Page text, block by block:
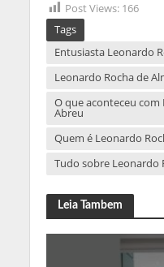
Post Views: 166
Tags
Entusiasta Leonardo
Leonardo Rocha de
O que aconteceu com
Abreu
Quem é Leonardo
Tudo sobre Leonardo
Leia Tambem